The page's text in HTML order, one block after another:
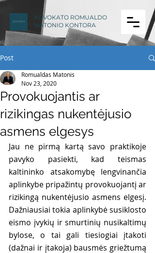
ADVOKATO ROMUALDO
MATONIO KONTORA
Post
Provokuojantis ar
rizikingas nukentėjusio
asmens elgesys
Romualdas Matonis
Nov 23, 2020
Jau ne pirmą kartą savo praktikoje
pavyko pasiekti, kad teismas
kaltininko atsakomybę lengvinančia
aplinkybe pripažintų provokuojantį ar
rizikingą nukentėjusio asmens elgesį.
Dažniausiai tokia aplinkybė susiklosto
eismo įvykių ir smurtinių nusikaltimų
bylose, o tai gali tiesiogiai įtakoti
(dažnai ir įtakoja) bausmės griežtumą